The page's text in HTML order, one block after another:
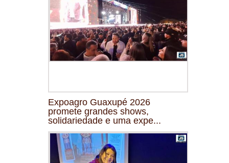
Expoagro Guaxupé 2026
promete grandes shows,
solidariedade e uma expe...